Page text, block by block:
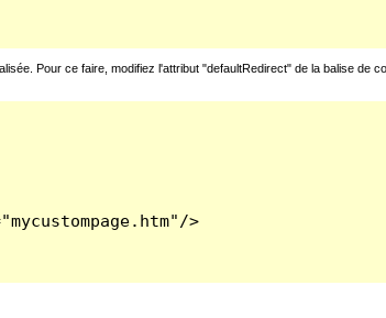
Pour ce faire, modifiez l'attribut "defaultRedirect" de la balise de
>